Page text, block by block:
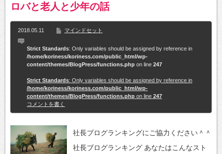
ロバと老人と少年の話
2018.05.11 マインドセット
Strict Standards: Only variables should be assigned by reference in
/home/koriness/koriness.com/public_html/wp-
content/themes/BlogPress/functions.php on line 247
Strict Standards: Only variables should be assigned by reference in
/home/koriness/koriness.com/public_html/wp-
content/themes/BlogPress/functions.php on line 247
コメントを書く
社長ブログランキングにご協力ください＾＾
社長ブログランキング あなたはこんなスト